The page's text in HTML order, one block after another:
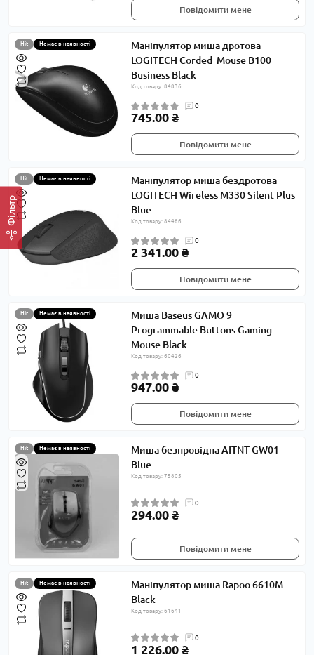
Фільтр
Повідомити мене
Hit Немає в наявності
Маніпулятор миша дротова
LOGITECH Corded Mouse B100
Business Black
Код товару: 84836
0
745.00 ₴
Повідомити мене
Hit Немає в наявності
Маніпулятор миша бездротова
LOGITECH Wireless M330 Silent Plus
Blue
Код товару: 84486
0
2 341.00 ₴
Повідомити мене
Hit Немає в наявності
Миша Baseus GAMO 9
Programmable Buttons Gaming
Mouse Black
Код товару: 60426
0
947.00 ₴
Повідомити мене
Hit Немає в наявності
Миша безпровідна AITNT GW01
Blue
Код товару: 75805
0
294.00 ₴
Повідомити мене
Hit Немає в наявності
Маніпулятор миша Rapoo 6610M
Black
Код товару: 61641
0
1 226.00 ₴